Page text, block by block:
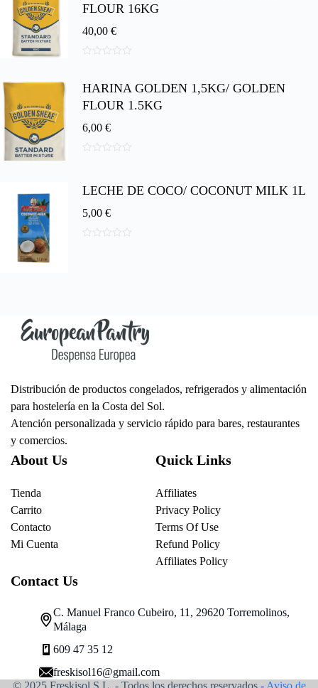
FLOUR 16KG
40,00 €
e
HARINA GOLDEN 1,5KG/ GOLDEN
FLOUR 1.5KG
6,00 €
5
LECHE DE COCO/ COCONUT MILK 1L
5,00 €
Distribución de productos congelados, refrigerados y alimentación
para hostelería en la Costa del Sol.
Atención personalizada y servicio rápido para bares, restaurantes
y comercios.
About Us
Tienda
Carrito
Contacto
Mi Cuenta
Quick Links
Affiliates
Privacy Policy
Terms Of Use
Refund Policy
Affiliates Policy
Contact Us
C. Manuel Franco Cubeiro, 11, 29620 Torremolinos,
Málaga
609 47 35 12
freskisol16@gmail.com
© 2025 Freskisol S.L. - Todos los derechos reservados.- Aviso de